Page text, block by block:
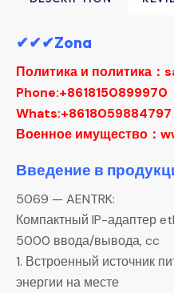
✔✔✔Zona
Политика и политика
Phone:+8618150899970
Whats:+8618059884797
Военное имущество：
Введение в
5069 — AENTRK:
Компактный IP-адаптер
5000 ввода/вывода, cc
1. Встроенный источник
энергии на месте